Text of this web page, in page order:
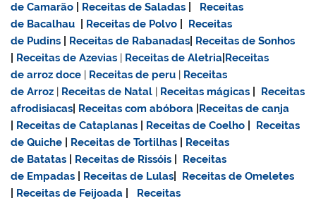
de Camarão
Receitas de Saladas
Receitas
de Bacalhau
Receitas de Polvo
Receitas
de Pudins
Receitas de Rabanadas Receitas de Sonhos
Receitas de Azevias | Receitas de Aletria Receitas
dearroz doce | Receitas de peru | Receitas
de Arroz | Receitas de Natal | Receitas mágicas
Receitas
afrodisiacas Receitas com abóbora Receitas de canja
Receitas de Cataplanas Receitas de Coelho
Receitas
de Quiche
Receitas de Tortilhas
Receitas
de Batatas
Receitas de Rissóis
Receitas
de Empadas
Receitas de Lulas
Receitas de Omeletes
Receitas de Feijoada
Receitas